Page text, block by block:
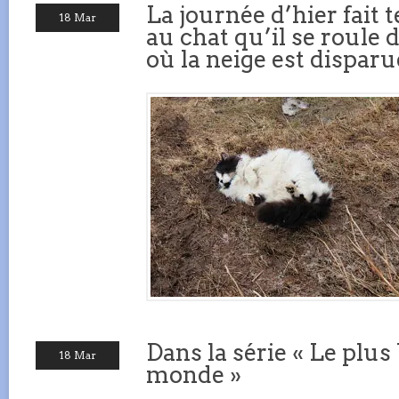
18 Mar
La journée d’hier fait
au chat qu’il se roule
où la neige est
18 Mar
Dans la série « Le
monde »